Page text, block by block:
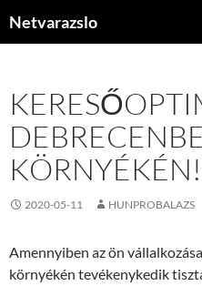
Netvarazslo
KÖRNYÉKÉN!
2020-05-11 HUNPROBALAZS
Amennyiben az ön
környékén tevékenykedik